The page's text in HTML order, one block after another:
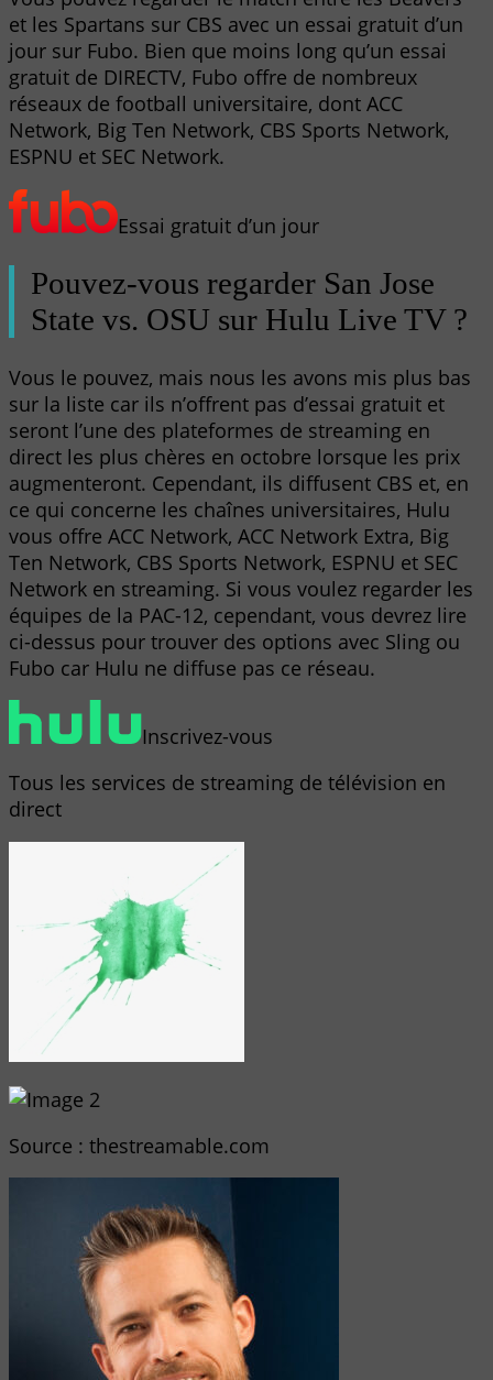
et les Spartans sur CBS avec un essai gratuit d’un
jour sur Fubo. Bien que moins long qu’un essai
gratuit de DIRECTV, Fubo offre de nombreux
réseaux de football universitaire, dont ACC
Network, Big Ten Network, CBS Sports Network,
ESPNU et SEC Network.
Essai gratuit d’un jour
Pouvez-vous regarder San Jose
State vs. OSU sur Hulu Live TV ?
Vous le pouvez, mais nous les avons mis plus bas
sur la liste car ils n’offrent pas d’essai gratuit et
seront l’une des plateformes de streaming en
direct les plus chères en octobre lorsque les prix
augmenteront. Cependant, ils diffusent CBS et, en
ce qui concerne les chaînes universitaires, Hulu
vous offre ACC Network, ACC Network Extra, Big
Ten Network, CBS Sports Network, ESPNU et SEC
Network en streaming. Si vous voulez regarder les
équipes de la PAC-12, cependant, vous devrez lire
ci-dessus pour trouver des options avec Sling ou
Fubo car Hulu ne diffuse pas ce réseau.
Inscrivez-vous
Tous les services de streaming de télévision en
direct
Source : thestreamable.com